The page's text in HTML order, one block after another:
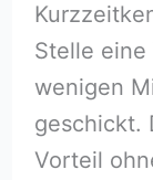
Stelle eine
wenigen
geschickt.
Vorteil